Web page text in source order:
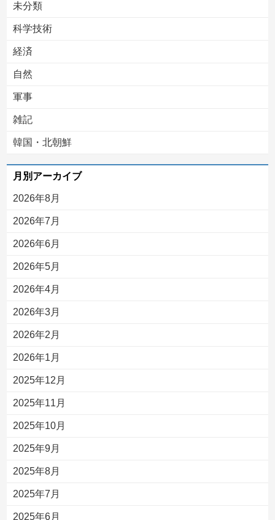
未分類
科学技術
経済
自然
軍事
雑記
韓国・北朝鮮
月別アーカイブ
2026年8月
2026年7月
2026年6月
2026年5月
2026年4月
2026年3月
2026年2月
2026年1月
2025年12月
2025年11月
2025年10月
2025年9月
2025年8月
2025年7月
2025年6月